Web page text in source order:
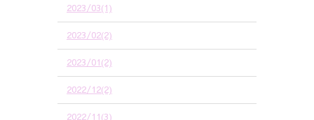
2023/03(1)
2023/02(2)
2023/01(2)
2022/12(2)
2022/11(3)